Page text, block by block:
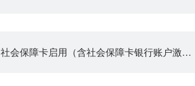
社会保障卡启用（含社会保障卡银行账户激活）